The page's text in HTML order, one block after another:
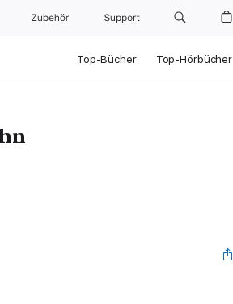
Zubehör Support
Top-Bücher Top-Hörbücher